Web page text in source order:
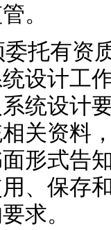
。
托有资
设计工
统设计
关资料
形式告
、保存
求。